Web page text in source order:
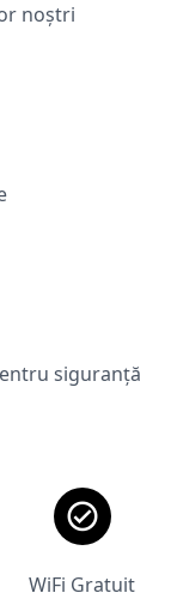
noștri
siguranță
WiFi Gratuit